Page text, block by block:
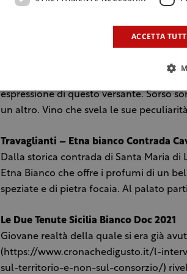
Tenute Foti Randazzese Gaga Etna
Carricante in purezza da vigne giovani
espressione di questo versante. Sorso
un altro. Vino che svela le sue
Travaglianti – Etna bianco Contrada
Dalla storica contrada di Santa Maria di
Etna Bianco che offre i profumi di un
speziate e di pietra focaia. Al palato
Le Due Tenute Sicilia Bianco Doc 2021
Giovane realtà della quale si era già
(https://www.cronachedigusto.it/l-
sul-territorio-e-non-sul-consorzio/)
ACCETTA